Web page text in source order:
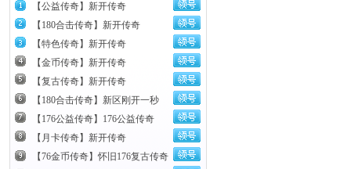
【公益传奇】新开传奇
【180合击传奇】新开传奇
【特色传奇】新开传奇
【金币传奇】新开传奇
【复古传奇】新开传奇
【180合击传奇】新区刚开一秒
【176公益传奇】176公益传奇
【月卡传奇】新开传奇
【76金币传奇】怀旧176复古传奇